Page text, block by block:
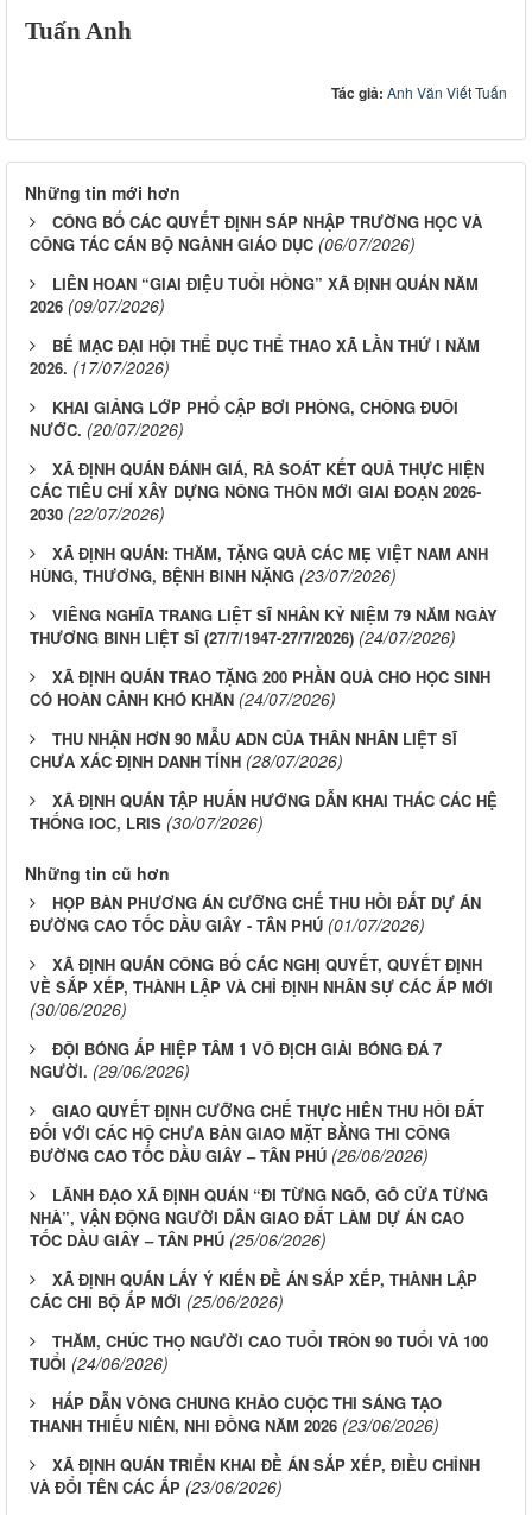
Tuấn Anh
Tác giả: Anh Văn Viết Tuấn
Những tin mới hơn
CÔNG BỐ CÁC QUYẾT ĐỊNH SÁP NHẬP TRƯỜNG HỌC VÀ
CÔNG TÁC CÁN BỘ NGÀNH GIÁO DỤC (06/07/2026)
LIÊN HOAN “GIAI ĐIỆU TUỔI HỒNG” XÃ ĐỊNH QUÁN NĂM
2026 (09/07/2026)
BẾ MẠC ĐẠI HỘI THỂ DỤC THỂ THAO XÃ LẦN THỨ I NĂM
2026. (17/07/2026)
KHAI GIẢNG LỚP PHỔ CẬP BƠI PHÒNG, CHÔNG ĐUÔI
NƯỚC. (20/07/2026)
XÃ ĐỊNH QUÁN ĐÁNH GIÁ, RÀ SOÁT KẾT QUẢ THỰC HIỆN
CÁC TIÊU CHÍ XÂY DỰNG NÔNG THÔN MỚI GIAI ĐOẠN 2026-
2030 (22/07/2026)
XÃ ĐỊNH QUÁN: THĂM, TẶNG QUÀ CÁC MẸ VIỆT NAM ANH
HÙNG, THƯƠNG, BỆNH BINH NẶNG (23/07/2026)
VIÊNG NGHĨA TRANG LIỆT SĨ NHÂN KỶ NIỆM 79 NĂM NGÀY
THƯƠNG BINH LIỆT SĨ (27/7/1947-27/7/2026) (24/07/2026)
XÃ ĐỊNH QUÁN TRAO TẶNG 200 PHẦN QUÀ CHO HỌC SINH
CÓ HOÀN CẢNH KHÓ KHĂN (24/07/2026)
THU NHẬN HƠN 90 MẪU ADN CỦA THÂN NHÂN LIỆT SĨ
CHƯA XÁC ĐỊNH DANH TÍNH (28/07/2026)
XÃ ĐỊNH QUÁN TẬP HUẤN HƯỚNG DẪN KHAI THÁC CÁC HỆ
THỐNG IOC, LRIS (30/07/2026)
Những tin cũ hơn
HỌP BÀN PHƯƠNG ÁN CƯỠNG CHẾ THU HỒI ĐẤT DỰ ÁN
ĐƯỜNG CAO TỐC DẦU GIÂY - TÂN PHÚ (01/07/2026)
XÃ ĐỊNH QUÁN CÔNG BỐ CÁC NGHỊ QUYẾT, QUYẾT ĐỊNH
VỀ SẮP XẾP, THÀNH LẬP VÀ CHỈ ĐỊNH NHÂN SỰ CÁC ẤP MỚI
(30/06/2026)
ĐỘI BÓNG ẤP HIỆP TÂM 1 VÔ ĐỊCH GIẢI BÓNG ĐÁ 7
NGƯỜI. (29/06/2026)
GIAO QUYẾT ĐỊNH CƯỠNG CHẾ THỰC HIÊN THU HỒI ĐẤT
ĐỐI VỚI CÁC HỘ CHƯA BÀN GIAO MẶT BẰNG THI CÔNG
ĐƯỜNG CAO TỐC DẦU GIÂY – TÂN PHÚ (26/06/2026)
LÃNH ĐẠO XÃ ĐỊNH QUÁN “ĐI TỪNG NGÕ, GÕ CỬA TỪNG
NHÀ”, VẬN ĐỘNG NGƯỜI DÂN GIAO ĐẤT LÀM DỰ ÁN CAO
TỐC DẦU GIÂY – TÂN PHÚ (25/06/2026)
XÃ ĐỊNH QUÁN LẤY Ý KIẾN ĐỀ ÁN SẮP XẾP, THÀNH LẬP
CÁC CHI BỘ ẤP MỚI (25/06/2026)
THĂM, CHÚC THỌ NGƯỜI CAO TUỔI TRÒN 90 TUỔI VÀ 100
TUỔI (24/06/2026)
HẤP DẪN VÒNG CHUNG KHẢO CUỘC THI SÁNG TẠO
THANH THIẾU NIÊN, NHI ĐỒNG NĂM 2026 (23/06/2026)
XÃ ĐỊNH QUÁN TRIỂN KHAI ĐỀ ÁN SẮP XẾP, ĐIỀU CHỈNH
VÀ ĐỔI TÊN CÁC ẤP (23/06/2026)